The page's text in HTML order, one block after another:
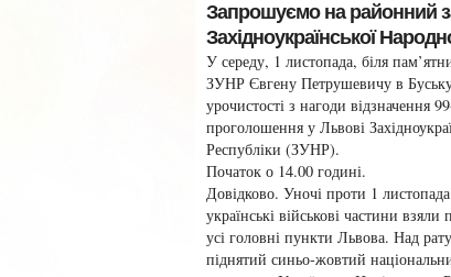
Запрошуємо на районний
Західноукраїнської
У середу, 1 листопада, біля
ЗУНР Євгену Петрушевичу в Буську
урочистості з нагоди відзначення
проголошення у Львові
Республіки (ЗУНР).
Початок о 14.00 годині.
Довідково. Уночі проти 1
українські військові частини взяли
усі головні пункти Львова. Над
піднятий синьо-жовтий